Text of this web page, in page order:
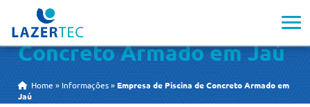
Empresa de Piscina de
Concreto Armado em Jaú
Home » Informações » Empresa de Piscina de Concreto Armado em
Jaú